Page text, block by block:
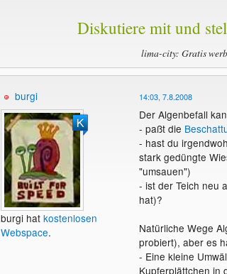
Diskutiere mit und
lima-city: Gratis
burgi
burgi hat kostenlosen
Webspace.
14:03, 7.8.2008
Der Algenbefall
- paßt die
- hast du
stark gedüngte
"umsauen")
- ist der Teich neu
hat)?
Natürliche Wege
probiert), aber es
- Eine kleine
Kupferplättchen in